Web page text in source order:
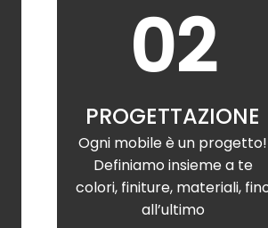
02
PROGETTAZIONE
Ogni mobile è un progetto!
Definiamo insieme a te
colori, finiture, materiali,
all’ultimo